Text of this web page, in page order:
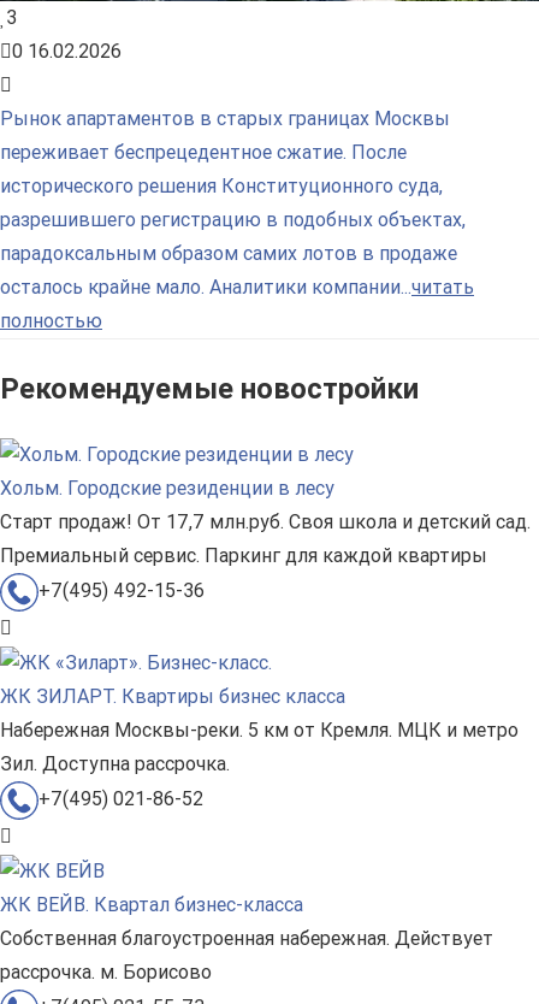
3
0 16.02.2026
Рынок апартаментов в старых границах Москвы
переживает беспрецедентное сжатие. После
исторического решения Конституционного суда,
разрешившего регистрацию в подобных объектах,
парадоксальным образом самих лотов в продаже
осталось крайне мало. Аналитики компании...читать
полностью
Рекомендуемые новостройки
Хольм. Городские резиденции в лесу
Старт продаж! От 17,7 млн.руб. Своя школа и детский сад.
Премиальный сервис. Паркинг для каждой квартиры
+7(495) 492-15-36
ЖК ЗИЛАРТ. Квартиры бизнес класса
Набережная Москвы-реки. 5 км от Кремля. МЦК и метро
Зил. Доступна рассрочка.
+7(495) 021-86-52
ЖК ВЕЙВ. Квартал бизнес-класса
Собственная благоустроенная набережная. Действует
рассрочка. м. Борисово